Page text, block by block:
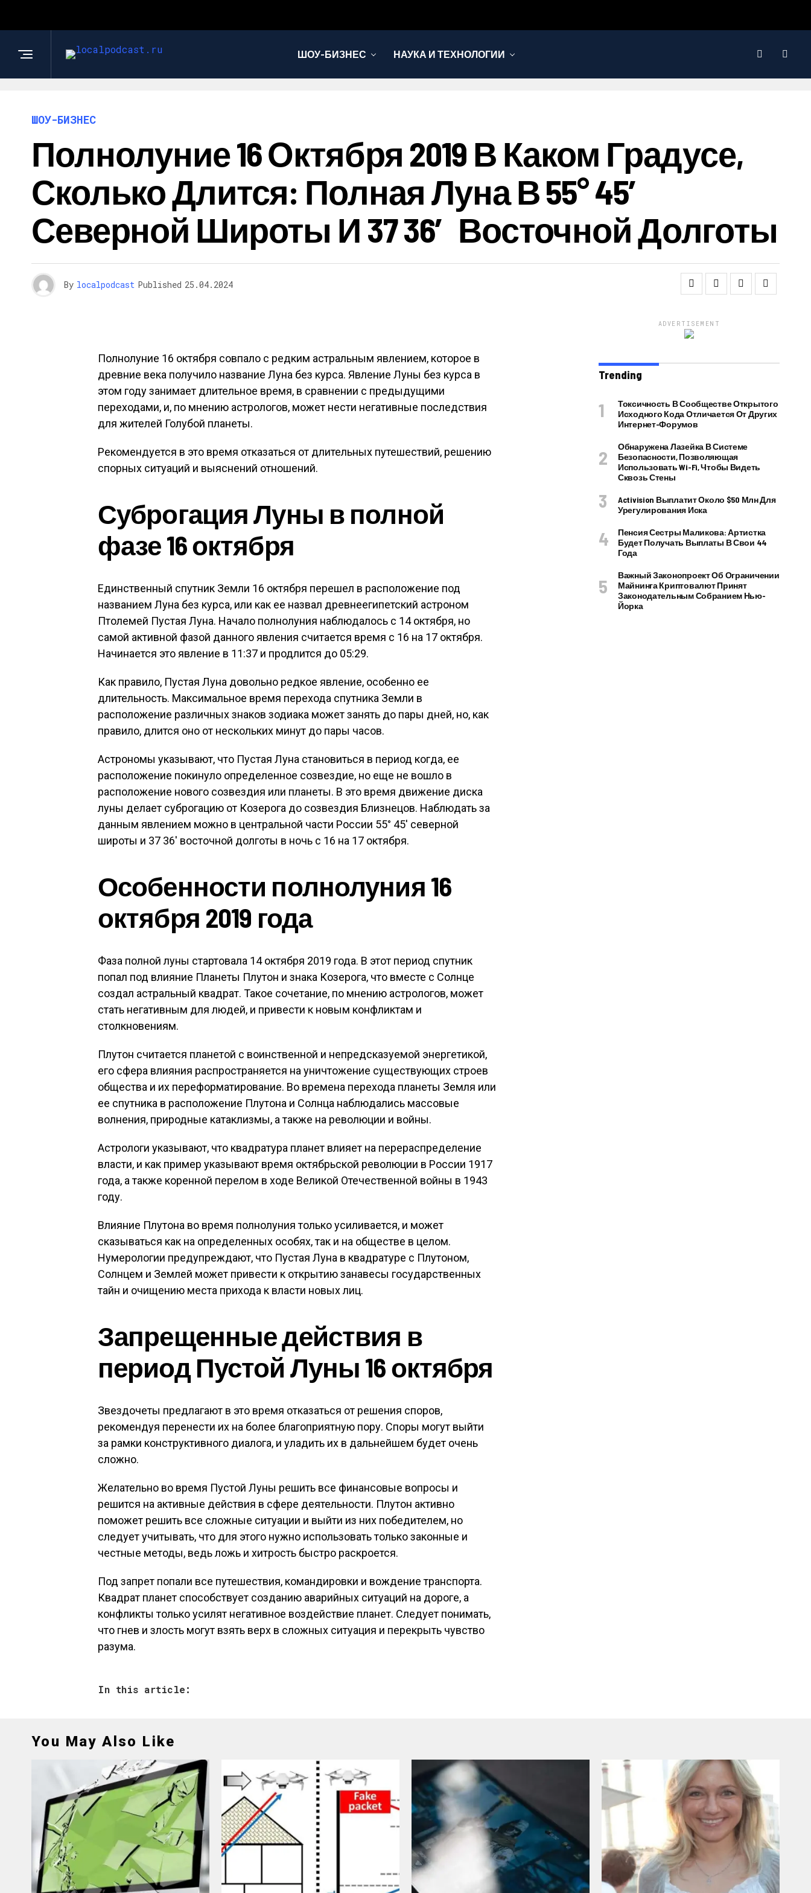
ШОУ-БИЗНЕС НАУКА И ТЕХНОЛОГИИ
ШОУ-БИЗНЕС
Полнолуние 16 Октября 2019 В Каком Градусе,
Сколько Длится: Полная Луна В 55° 45′
Северной Широты И 37 36′ Восточной Долготы
By localpodcast Published 25.04.2024
Полнолуние 16 октября совпало с редким астральным явлением, которое в
древние века получило название Луна без курса. Явление Луны без курса в
этом году занимает длительное время, в сравнении с предыдущими
переходами, и, по мнению астрологов, может нести негативные последствия
для жителей Голубой планеты.
Рекомендуется в это время отказаться от длительных путешествий, решению
спорных ситуаций и выяснений отношений.
Суброгация Луны в полной
фазе 16 октября
Единственный спутник Земли 16 октября перешел в расположение под
названием Луна без курса, или как ее назвал древнеегипетский астроном
Птолемей Пустая Луна. Начало полнолуния наблюдалось с 14 октября, но
самой активной фазой данного явления считается время с 16 на 17 октября.
Начинается это явление в 11:37 и продлится до 05:29.
Как правило, Пустая Луна довольно редкое явление, особенно ее
длительность. Максимальное время перехода спутника Земли в
расположение различных знаков зодиака может занять до пары дней, но, как
правило, длится оно от нескольких минут до пары часов.
Астрономы указывают, что Пустая Луна становиться в период когда, ее
расположение покинуло определенное созвездие, но еще не вошло в
расположение нового созвездия или планеты. В это время движение диска
луны делает суброгацию от Козерога до созвездия Близнецов. Наблюдать за
данным явлением можно в центральной части России 55° 45′ северной
широты и 37 36′ восточной долготы в ночь с 16 на 17 октября.
Особенности полнолуния 16
октября 2019 года
Фаза полной луны стартовала 14 октября 2019 года. В этот период спутник
попал под влияние Планеты Плутон и знака Козерога, что вместе с Солнце
создал астральный квадрат. Такое сочетание, по мнению астрологов, может
стать негативным для людей, и привести к новым конфликтам и
столкновениям.
Плутон считается планетой с воинственной и непредсказуемой энергетикой,
его сфера влияния распространяется на уничтожение существующих строев
общества и их переформатирование. Во времена перехода планеты Земля или
ее спутника в расположение Плутона и Солнца наблюдались массовые
волнения, природные катаклизмы, а также на революции и войны.
Астрологи указывают, что квадратура планет влияет на перераспределение
власти, и как пример указывают время октябрьской революции в России 1917
года, а также коренной перелом в ходе Великой Отечественной войны в 1943
году.
Влияние Плутона во время полнолуния только усиливается, и может
сказываться как на определенных особях, так и на обществе в целом.
Нумерологии предупреждают, что Пустая Луна в квадратуре с Плутоном,
Солнцем и Землей может привести к открытию занавесы государственных
тайн и очищению места прихода к власти новых лиц.
Запрещенные действия в
период Пустой Луны 16 октября
Звездочеты предлагают в это время отказаться от решения споров,
рекомендуя перенести их на более благоприятную пору. Споры могут выйти
за рамки конструктивного диалога, и уладить их в дальнейшем будет очень
сложно.
Желательно во время Пустой Луны решить все финансовые вопросы и
решится на активные действия в сфере деятельности. Плутон активно
поможет решить все сложные ситуации и выйти из них победителем, но
следует учитывать, что для этого нужно использовать только законные и
честные методы, ведь ложь и хитрость быстро раскроется.
Под запрет попали все путешествия, командировки и вождение транспорта.
Квадрат планет способствует созданию аварийных ситуаций на дороге, а
конфликты только усилят негативное воздействие планет. Следует понимать,
что гнев и злость могут взять верх в сложных ситуация и перекрыть чувство
разума.
In this article:
ADVERTISEMENT
Trending
Токсичность В Сообществе Открытого
Исходного Кода Отличается От Других
Интернет-Форумов
Обнаружена Лазейка В Системе
Безопасности, Позволяющая
Использовать Wi-Fi, Чтобы Видеть
Сквозь Стены
Activision Выплатит Около $50 Млн Для
Урегулирования Иска
Пенсия Сестры Маликова: Артистка
Будет Получать Выплаты В Свои 44
Года
Важный Законопроект Об Ограничении
Майнинга Криптовалют Принят
Законодательным Собранием Нью-
Йорка
You May Also Like